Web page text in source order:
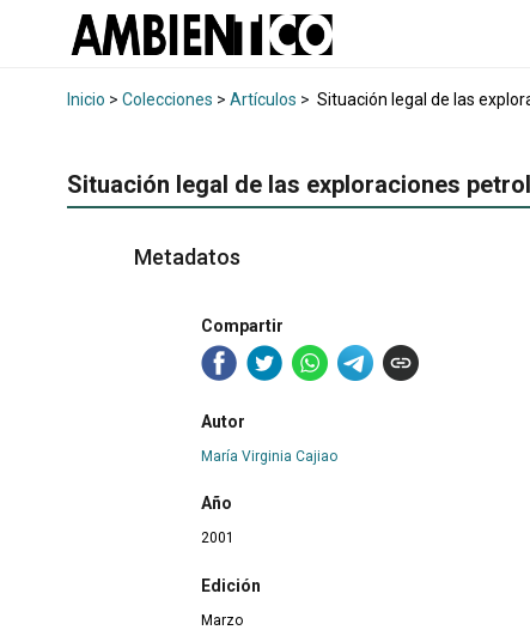
Inicio > Colecciones > Artículos > Situación legal de las
Situación legal de las exploraciones
Metadatos
Compartir
Autor
María Virginia Cajiao
Año
2001
Edición
Marzo